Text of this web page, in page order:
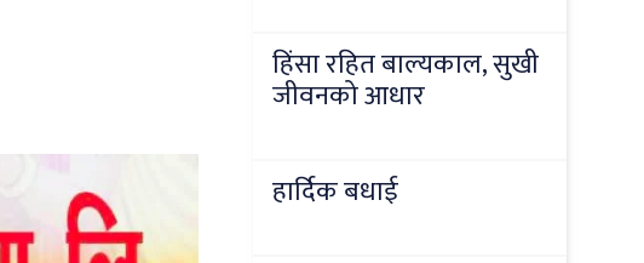
हिंसा रहित बाल्यकाल, सुखी
जीवनको आधार
हार्दिक बधाई